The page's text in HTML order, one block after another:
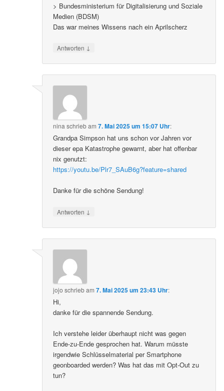
> Bundesministerium für Digitalisierung und Soziale
Medien (BDSM)
Das war meines Wissens nach ein Aprilscherz
Antworten ↓
nina schriebam7. Mai 2025 um 15:07 Uhr:
Grandpa Simpson hat uns schon vor Jahren vor
dieser epa Katastrophe gewarnt, aber hat offenbar
nix genutzt:
https://youtu.be/Plr7_SAuB6g?feature=shared
Danke für die schöne Sendung!
Antworten ↓
jojo schriebam7. Mai 2025 um 23:43 Uhr:
Hi,
danke für die spannende Sendung.
Ich verstehe leider überhaupt nicht was gegen
Ende-zu-Ende gesprochen hat. Warum müsste
irgendwie Schlüsselmaterial per Smartphone
geonboarded werden? Was hat das mit Opt-Out zu
tun?